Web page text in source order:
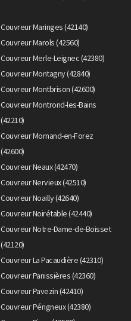
Couvreur Maringes (42140)
Couvreur Marols (42560)
Couvreur Merle-Leignec (42380)
Couvreur Montagny (42840)
Couvreur Montbrison (42600)
Couvreur Montrond-les-Bains
(42210)
Couvreur Mornand-en-Forez
(42600)
Couvreur Neaux (42470)
Couvreur Nervieux (42510)
Couvreur Noailly (42640)
Couvreur Noirétable (42440)
Couvreur Notre-Dame-de-Boisset
(42120)
Couvreur La Pacaudière (42310)
Couvreur Panissières (42360)
Couvreur Pavezin (42410)
Couvreur Périgneux (42380)